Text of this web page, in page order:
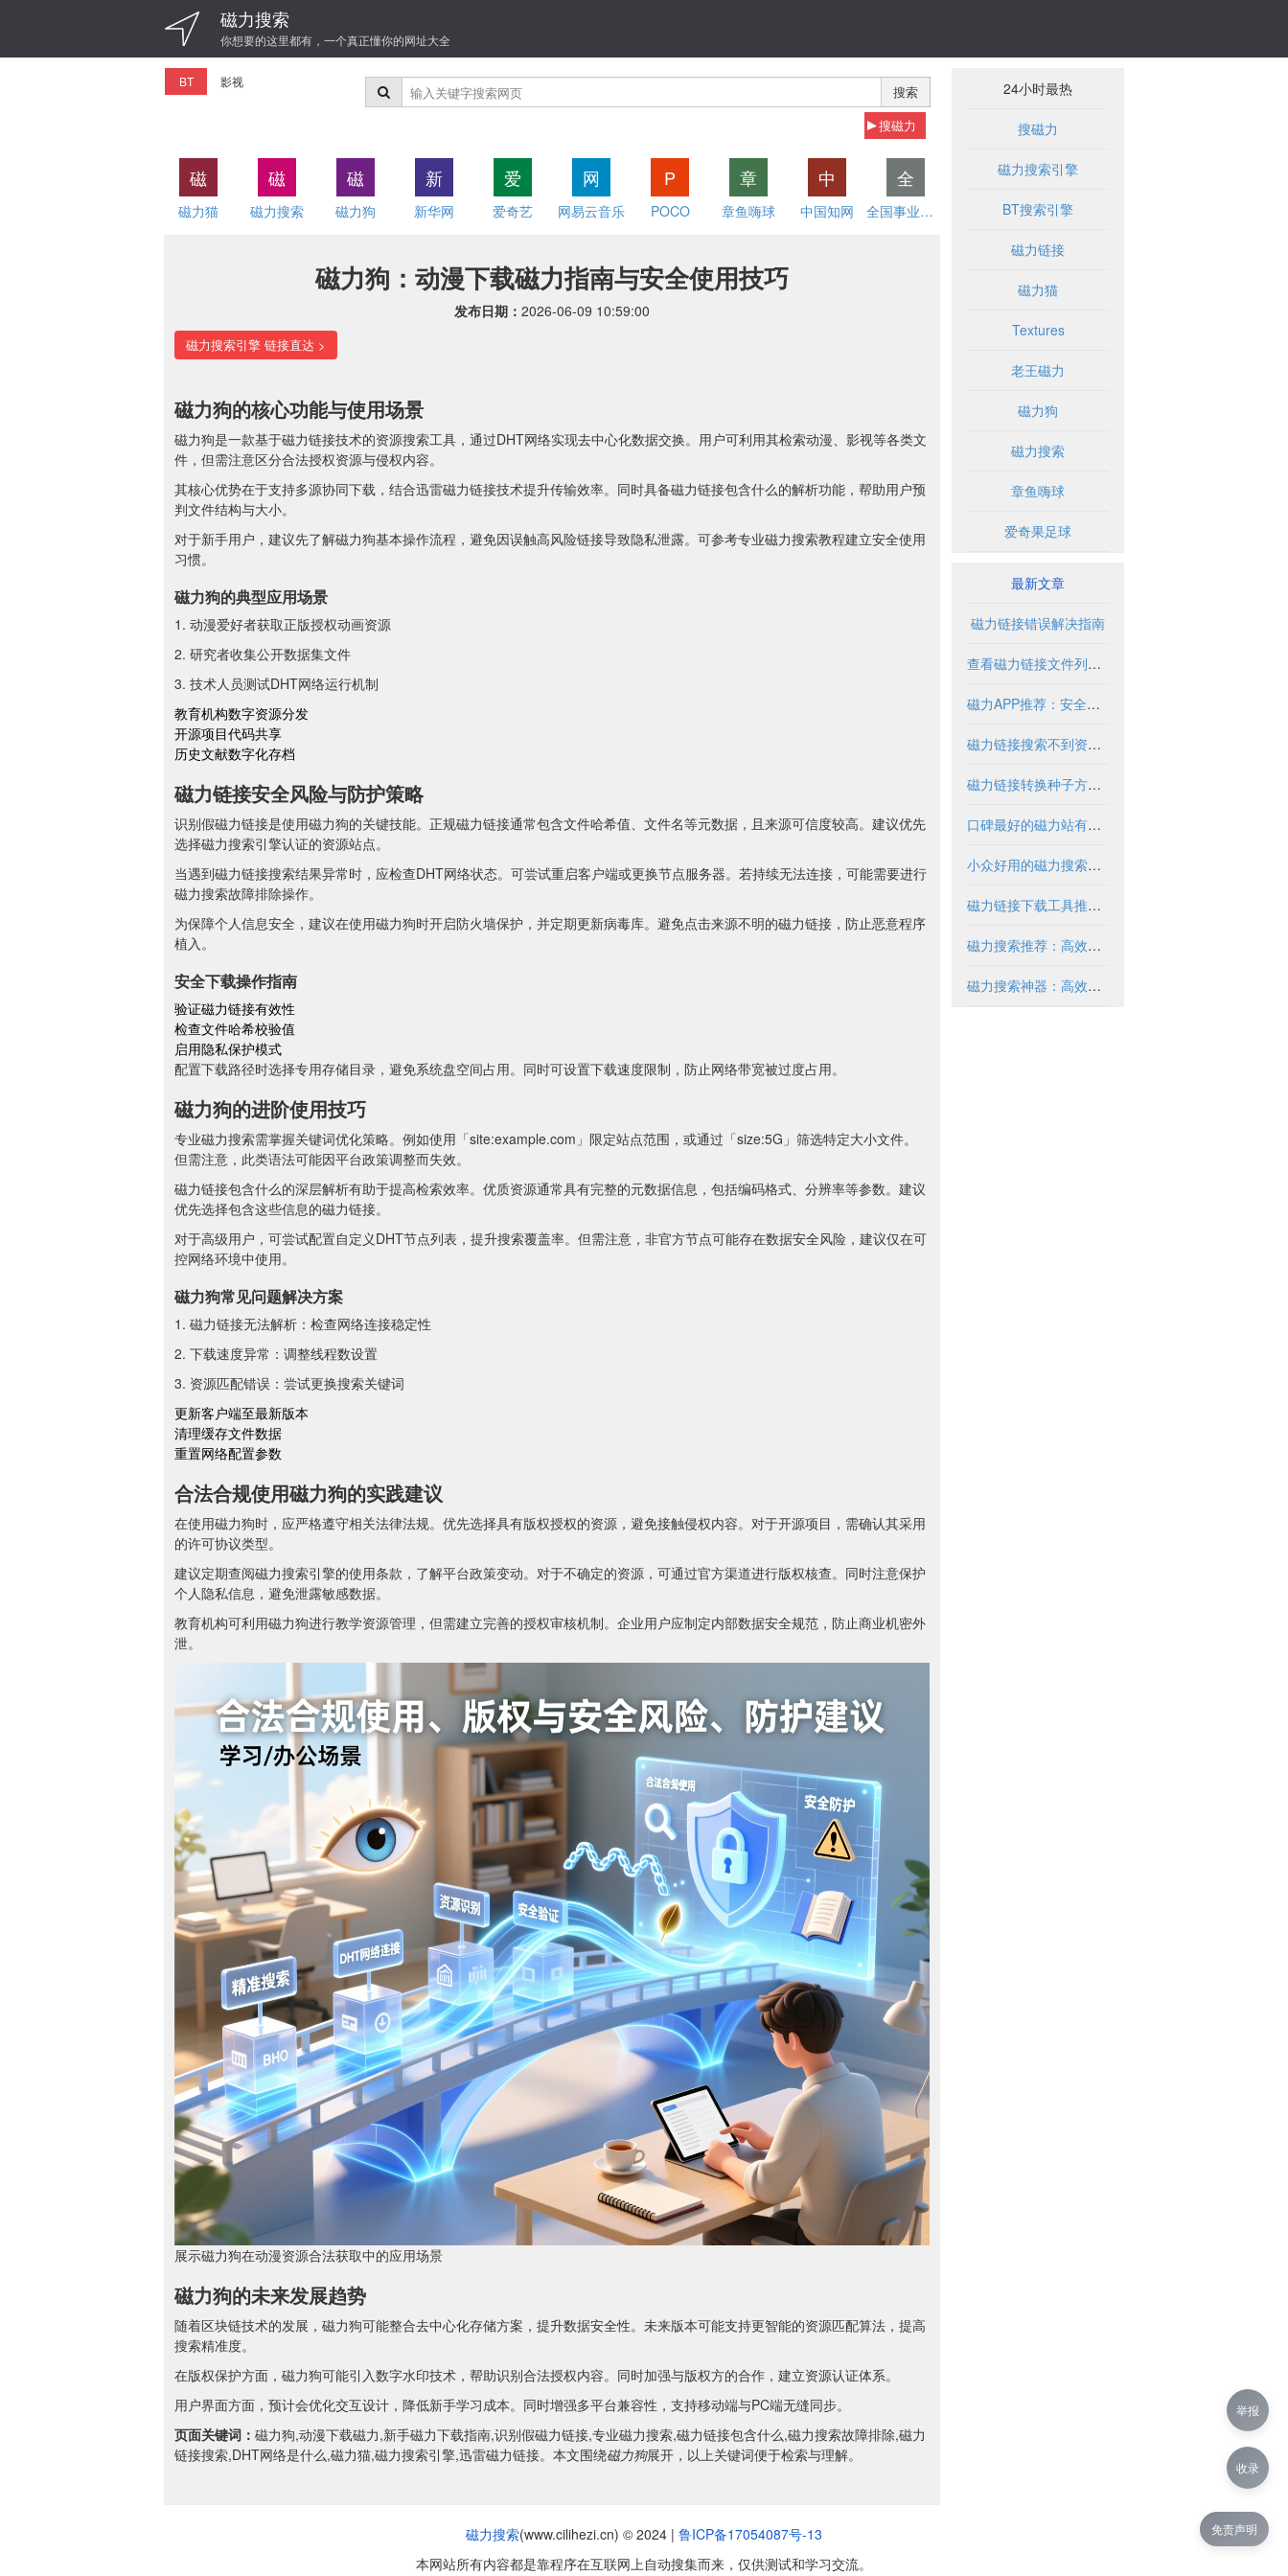
磁力搜索
你想要的这里都有，一个真正懂你的网址大全
BT 影视
搜索
搜磁力
磁
磁力猫
磁
磁力搜索
磁
磁力狗
新
新华网
爱
爱奇艺
网
网易云音乐
P
POCO
章
章鱼嗨球
中
中国知网
全
全国事业单位招聘网
磁力狗：动漫下载磁力指南与安全使用技巧
发布日期： 2026-06-09 10:59:00
磁力搜索引擎 链接直达 >
磁力狗的核心功能与使用场景
磁力狗是一款基于磁力链接技术的资源搜索工具，通过DHT网络实现去中心化数据交换。用户可利用其检索动漫、影视等各类文
件，但需注意区分合法授权资源与侵权内容。
其核心优势在于支持多源协同下载，结合迅雷磁力链接技术提升传输效率。同时具备磁力链接包含什么的解析功能，帮助用户预
判文件结构与大小。
对于新手用户，建议先了解磁力狗基本操作流程，避免因误触高风险链接导致隐私泄露。可参考专业磁力搜索教程建立安全使用
习惯。
磁力狗的典型应用场景
1. 动漫爱好者获取正版授权动画资源
2. 研究者收集公开数据集文件
3. 技术人员测试DHT网络运行机制
教育机构数字资源分发
开源项目代码共享
历史文献数字化存档
磁力链接安全风险与防护策略
识别假磁力链接是使用磁力狗的关键技能。正规磁力链接通常包含文件哈希值、文件名等元数据，且来源可信度较高。建议优先
选择磁力搜索引擎认证的资源站点。
当遇到磁力链接搜索结果异常时，应检查DHT网络状态。可尝试重启客户端或更换节点服务器。若持续无法连接，可能需要进行
磁力搜索故障排除操作。
为保障个人信息安全，建议在使用磁力狗时开启防火墙保护，并定期更新病毒库。避免点击来源不明的磁力链接，防止恶意程序
植入。
安全下载操作指南
验证磁力链接有效性
检查文件哈希校验值
启用隐私保护模式
配置下载路径时选择专用存储目录，避免系统盘空间占用。同时可设置下载速度限制，防止网络带宽被过度占用。
磁力狗的进阶使用技巧
专业磁力搜索需掌握关键词优化策略。例如使用「site:example.com」限定站点范围，或通过「size:5G」筛选特定大小文件。
但需注意，此类语法可能因平台政策调整而失效。
磁力链接包含什么的深层解析有助于提高检索效率。优质资源通常具有完整的元数据信息，包括编码格式、分辨率等参数。建议
优先选择包含这些信息的磁力链接。
对于高级用户，可尝试配置自定义DHT节点列表，提升搜索覆盖率。但需注意，非官方节点可能存在数据安全风险，建议仅在可
控网络环境中使用。
磁力狗常见问题解决方案
1. 磁力链接无法解析：检查网络连接稳定性
2. 下载速度异常：调整线程数设置
3. 资源匹配错误：尝试更换搜索关键词
更新客户端至最新版本
清理缓存文件数据
重置网络配置参数
合法合规使用磁力狗的实践建议
在使用磁力狗时，应严格遵守相关法律法规。优先选择具有版权授权的资源，避免接触侵权内容。对于开源项目，需确认其采用
的许可协议类型。
建议定期查阅磁力搜索引擎的使用条款，了解平台政策变动。对于不确定的资源，可通过官方渠道进行版权核查。同时注意保护
个人隐私信息，避免泄露敏感数据。
教育机构可利用磁力狗进行教学资源管理，但需建立完善的授权审核机制。企业用户应制定内部数据安全规范，防止商业机密外
泄。
展示磁力狗在动漫资源合法获取中的应用场景
磁力狗的未来发展趋势
随着区块链技术的发展，磁力狗可能整合去中心化存储方案，提升数据安全性。未来版本可能支持更智能的资源匹配算法，提高
搜索精准度。
在版权保护方面，磁力狗可能引入数字水印技术，帮助识别合法授权内容。同时加强与版权方的合作，建立资源认证体系。
用户界面方面，预计会优化交互设计，降低新手学习成本。同时增强多平台兼容性，支持移动端与PC端无缝同步。
页面关键词： 磁力狗,动漫下载磁力,新手磁力下载指南,识别假磁力链接,专业磁力搜索,磁力链接包含什么,磁力搜索故障排除,磁力
链接搜索,DHT网络是什么,磁力猫,磁力搜索引擎,迅雷磁力链接。本文围绕磁力狗展开，以上关键词便于检索与理解。
24小时最热
搜磁力
磁力搜索引擎
BT搜索引擎
磁力链接
磁力猫
Textures
老王磁力
磁力狗
磁力搜索
章鱼嗨球
爱奇果足球
最新文章
磁力链接错误解决指南
查看磁力链接文件列表的实用方法与工具
磁力APP推荐：安全使用指南与优质资源盘点
磁力链接搜索不到资源怎么办？
磁力链接转换种子方法与工具解析
口碑最好的磁力站有哪些推荐？2024年全面解析
小众好用的磁力搜索推荐与解析
磁力链接下载工具推荐与使用指南
磁力搜索推荐：高效获取资源的实用指南
磁力搜索神器：高效获取资源的必备工具
磁力搜索(www.cilihezi.cn) © 2024 | 鲁ICP备17054087号-13
本网站所有内容都是靠程序在互联网上自动搜集而来，仅供测试和学习交流。
免责声明
举报
收录